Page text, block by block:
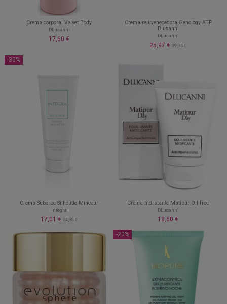
Crema corporal Velvet Body
DLucanni
17,60 €
Crema rejuvenecedora Genology ATP
Dlucanni
DLucanni
25,97 € 39,95 €
-30%
Crema Suberbe Silhoutte Minceur
Integra
17,01 € 24,30 €
Crema hidratante Matipur Oil free
DLucanni
18,60 €
-20%